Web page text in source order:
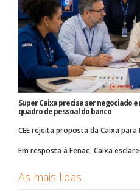
Super Caixa precisa ser negociado
quadro de pessoal do banco
CEE rejeita proposta da Caixa
Em resposta à Fenae, Caixa
As mais lidas